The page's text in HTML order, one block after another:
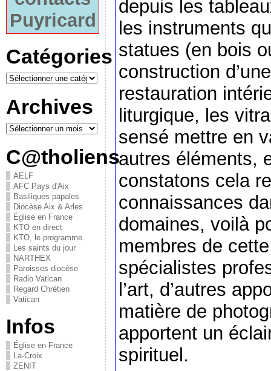
Puyricard
Catégories
Archives
C@tholiens
AELF
AFC Pays d'Aix
Basiliques papales
Diocèse Aix & Arles
Église en France
KTO en direct
KTO, le programme
Les saints du jour
NARTHEX
Paroisses diocèse
Radio Vatican
Regard Chrétien
Vatican
Infos
Église en France
La-Croix
ZENIT
depuis les
les instruments
statues (en bois
construction
restauration
liturgique, les
sensé mettre en
autres éléments,
constatons cela
connaissances
domaines, voilà
membres de
spécialistes
l’art, d’autres
matière de
apportent un
spirituel.